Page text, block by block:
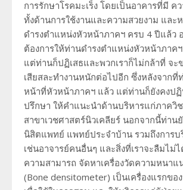
การรักษาโรคมะเร็ง โดยเป็นอาคารที่มี
ทั้งด้านการใช้งานและความสวยงาม และ
ดำรงตำแหน่งหัวหน้าภาคฯ ครบ 4 ปีแล้ว
ต้องการให้ท่านดำรงตำแหน่งหัวหน้าภาค
แต่ท่านก็ปฏิเสธและพวกเราก็ไม่กล้าที่ จะ
เสียสละทำงานหนักต่อไปอีก ซึ่งหลังจากที่
หน้าที่หัวหน้าภาคฯ แล้ว แต่ท่านก็ยังคงป
ปรึกษา ให้คำแนะนำด้านบริหารแก่ภาควิ
สาขาเวชศาสตร์นิวเคลียร์ นอกจากนี้ท่าน
นิสิตแพทย์ แพทย์ประจำบ้าน รวมถึงการบ
เช่นอาจารย์คนอื่นๆ และสิ่งที่เราจะลืมไม่
ความสามารถ จัดหาเครื่องวัดความหนาแ
(Bone densitometer) เป็นเครื่องแรกขอ